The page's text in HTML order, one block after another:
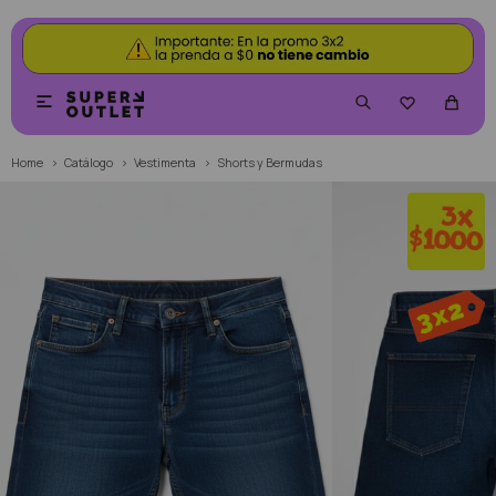


Home Catálogo Vestimenta Shorts y Bermudas